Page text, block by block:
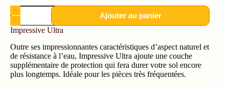
Ajouter au panier
Impressive Ultra
Outre ses impressionnantes caractéristiques d’aspect naturel et
de résistance à l’eau, Impressive Ultra ajoute une couche
supplémentaire de protection qui fera durer votre sol encore
plus longtemps. Idéale pour les pièces très fréquentées.